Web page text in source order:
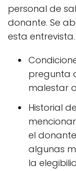
personal de
donante. Se
esta entrevista.
pregunta
malestar
Historial
el
algunas
la